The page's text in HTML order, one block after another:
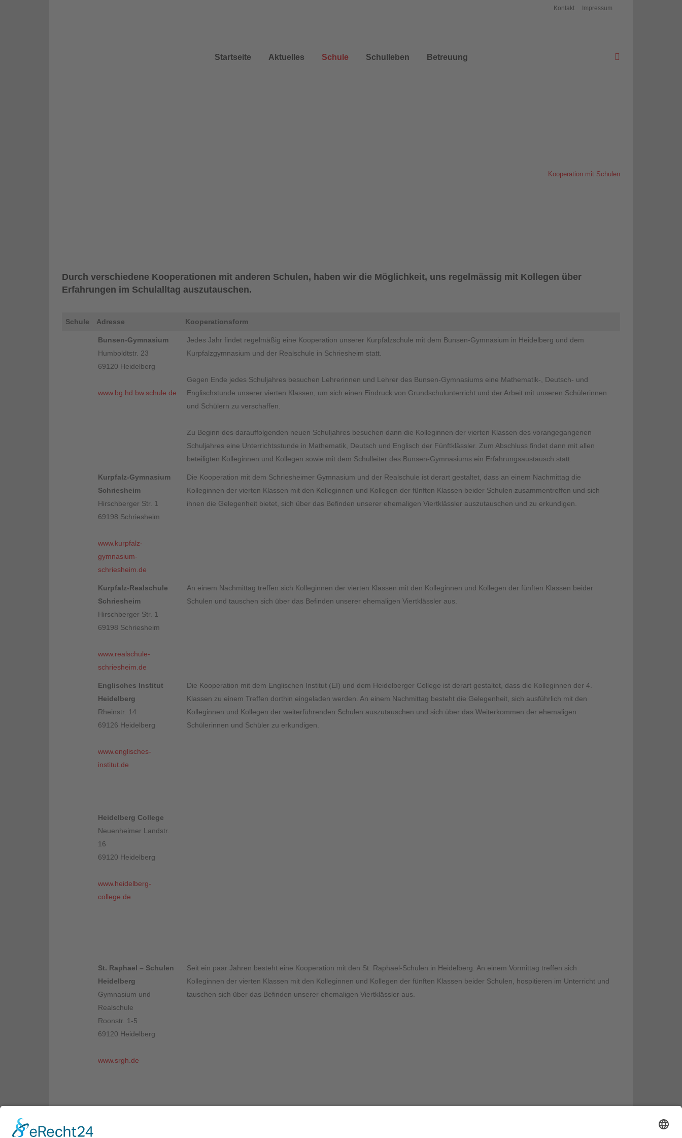
Kontakt Impressum
Startseite Aktuelles Schule Schulleben Betreuung
Kooperation mit Schulen
Durch verschiedene Kooperationen mit anderen Schulen, haben wir die Möglichkeit, uns regelmässig mit Kollegen über
Erfahrungen im Schulalltag auszutauschen.
Schule Adresse Kooperationsform
Bunsen-Gymnasium
Humboldtstr. 23
69120 Heidelberg
www.bg.hd.bw.schule.de
Jedes Jahr findet regelmäßig eine Kooperation unserer Kurpfalzschule mit dem Bunsen-Gymnasium in Heidelberg und dem
Kurpfalzgymnasium und der Realschule in Schriesheim statt.
Gegen Ende jedes Schuljahres besuchen Lehrerinnen und Lehrer des Bunsen-Gymnasiums eine Mathematik-, Deutsch- und
Englischstunde unserer vierten Klassen, um sich einen Eindruck von Grundschulunterricht und der Arbeit mit unseren Schülerinnen
und Schülern zu verschaffen.
Zu Beginn des darauffolgenden neuen Schuljahres besuchen dann die Kolleginnen der vierten Klassen des vorangegangenen
Schuljahres eine Unterrichtsstunde in Mathematik, Deutsch und Englisch der Fünftklässler. Zum Abschluss findet dann mit allen
beteiligten Kolleginnen und Kollegen sowie mit dem Schulleiter des Bunsen-Gymnasiums ein Erfahrungsaustausch statt.
Kurpfalz-Gymnasium
Schriesheim
Hirschberger Str. 1
69198 Schriesheim
www.kurpfalz-
gymnasium-
schriesheim.de
Die Kooperation mit dem Schriesheimer Gymnasium und der Realschule ist derart gestaltet, dass an einem Nachmittag die
Kolleginnen der vierten Klassen mit den Kolleginnen und Kollegen der fünften Klassen beider Schulen zusammentreffen und sich
ihnen die Gelegenheit bietet, sich über das Befinden unserer ehemaligen Viertklässler auszutauschen und zu erkundigen.
Kurpfalz-Realschule
Schriesheim
Hirschberger Str. 1
69198 Schriesheim
www.realschule-
schriesheim.de
An einem Nachmittag treffen sich Kolleginnen der vierten Klassen mit den Kolleginnen und Kollegen der fünften Klassen beider
Schulen und tauschen sich über das Befinden unserer ehemaligen Viertklässler aus.
Englisches Institut
Heidelberg
Rheinstr. 14
69126 Heidelberg
www.englisches-
institut.de
Heidelberg College
Neuenheimer Landstr.
16
69120 Heidelberg
www.heidelberg-
college.de
Die Kooperation mit dem Englischen Institut (EI) und dem Heidelberger College ist derart gestaltet, dass die Kolleginnen der 4.
Klassen zu einem Treffen dorthin eingeladen werden. An einem Nachmittag besteht die Gelegenheit, sich ausführlich mit den
Kolleginnen und Kollegen der weiterführenden Schulen auszutauschen und sich über das Weiterkommen der ehemaligen
Schülerinnen und Schüler zu erkundigen.
St. Raphael – Schulen
Heidelberg
Gymnasium und
Realschule
Roonstr. 1-5
69120 Heidelberg
www.srgh.de
Seit ein paar Jahren besteht eine Kooperation mit den St. Raphael-Schulen in Heidelberg. An einem Vormittag treffen sich
Kolleginnen der vierten Klassen mit den Kolleginnen und Kollegen der fünften Klassen beider Schulen, hospitieren im Unterricht und
tauschen sich über das Befinden unserer ehemaligen Viertklässler aus.